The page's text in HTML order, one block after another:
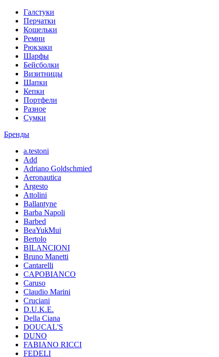
Галстуки
Перчатки
Кошельки
Ремни
Рюкзаки
Шарфы
Бейсболки
Визитницы
Шапки
Кепки
Портфели
Разное
Сумки
Бренды
a.testoni
Add
Adriano Goldschmied
Aeronautica
Argesto
Attolini
Ballantyne
Barba Napoli
Barbed
BeaYukMui
Bertolo
BILANCIONI
Bruno Manetti
Cantarelli
CAPOBIANCO
Caruso
Claudio Marini
Cruciani
D.U.K.E.
Della Ciana
DOUCAL'S
DUNO
FABIANO RICCI
FEDELI